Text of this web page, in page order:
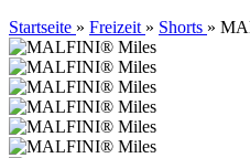
Startseite » Freizeit » Shorts »